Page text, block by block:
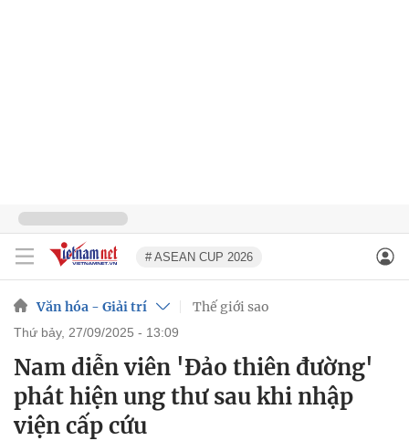
# ASEAN CUP 2026
Văn hóa - Giải trí Thế giới sao
thứ bảy, 27/09/2025 - 13:09
Nam diễn viên 'Đảo thiên đường'
phát hiện ung thư sau khi nhập
viện cấp cứu